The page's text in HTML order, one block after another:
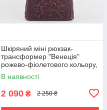
Шкіряний міні рюкзак-
трансформер "Венеція"
рожево-фіолетового кольору,
17х19х7 см
В наявності
2 090 ₴ 2 250 ₴